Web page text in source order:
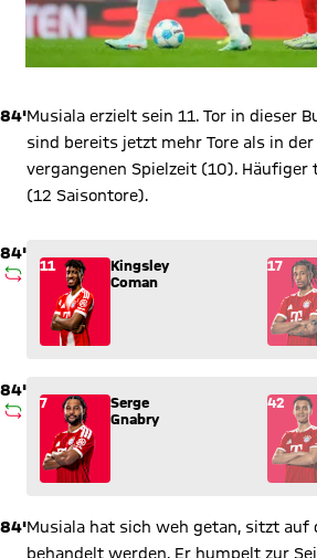
84'Musiala erzielt sein 11. Tor in dieser
sind bereits jetzt mehr Tore als in
vergangenen Spielzeit (10).
(12 Saisontore).
84'
AUSWECHSLUNG
Wechsel: Kingsley Coman (11)
11
Kingsley
Coman
17
84'
AUSWECHSLUNG
Wechsel: Serge Gnabry (7) kommt
7
Serge
Gnabry
42
84'Musiala hat sich weh getan, sitzt auf
behandelt werden. Er humpelt zur